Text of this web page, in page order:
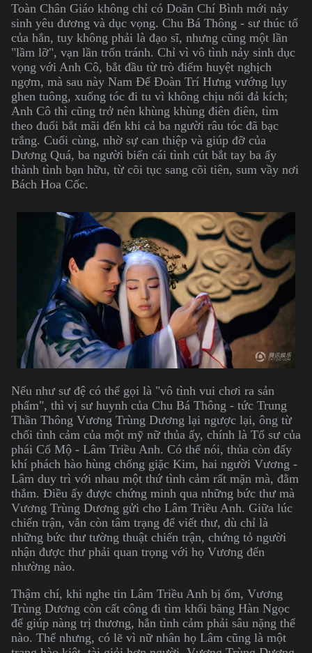
Toàn Chân Giáo không chỉ có Doãn Chí Bình mới nảy
sinh yêu đương và dục vọng. Chu Bá Thông - sư thúc tổ
của hắn, tuy không phải là đạo sĩ, nhưng cũng một lần
"lầm lỡ", vạn lần trốn tránh. Chỉ vì vô tình nảy sinh dục
vọng với Anh Cô, bắt đầu từ trò điểm huyệt nghịch
ngợm, mà sau này Nam Đế Đoàn Trí Hưng vướng lụy
ghen tuông, xuống tóc đi tu vì không chịu nổi đả kích;
Anh Cô thì cũng trở nên khùng khùng điên điên, tìm
theo đuổi bắt mãi đến khi cả ba người râu tóc đã bạc
trắng. Cuối cùng, nhờ sự can thiệp và giúp đỡ của
Dương Quá, ba người biến cái tình cút bắt tay ba ấy
thành tình bạn hữu, từ cõi tục sang cõi tiên, sum vầy nơi
Bách Hoa Cốc.
Nếu như sư đệ có thể gọi là "vô tình vui chơi ra sản
phẩm", thì vị sư huynh của Chu Bá Thông - tức Trung
Thần Thông Vương Trùng Dương lại ngược lại, ông từ
chối tình cảm của một mỹ nữ thủa ấy, chính là Tổ sư của
phái Cổ Mộ - Lâm Triều Anh. Có thể nói, thủa còn đấy
khí phách hào hùng chống giặc Kim, hai người Vương -
Lâm duy trì với nhau một thứ tình cảm rất mặn mà, đằm
thắm. Điều ấy được chứng minh qua những bức thư mà
Vương Trùng Dương gửi cho Lâm Triều Anh. Giữa lúc
chiến trận, vẫn còn tâm trạng để viết thư, dù chỉ là
những bức thư tường thuật chiến trận, chứng tỏ người
nhận được thư phải quan trọng với họ Vương đến
nhường nào.
Thậm chí, khi nghe tin Lâm Triều Anh bị ốm, Vương
Trùng Dương còn cất công đi tìm khối băng Hàn Ngọc
để giúp nàng trị thương, hẳn tình cảm phải sâu nặng thế
nào. Thế nhưng, có lẽ vì nữ nhân họ Lâm cũng là một